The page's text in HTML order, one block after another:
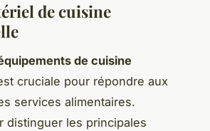
de cuisine
de cuisine
cruciale pour répondre aux
services alimentaires.
distinguer les principales